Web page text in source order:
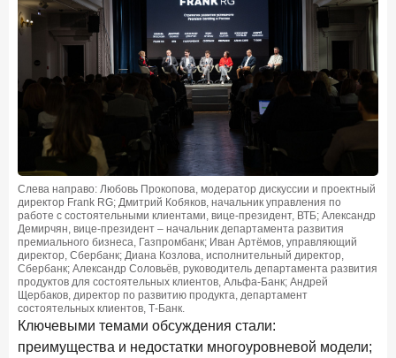
Слева направо: Любовь Прокопова, модератор дискуссии и проектный
директор Frank RG; Дмитрий Кобяков, начальник управления по
работе с состоятельными клиентами, вице-президент, ВТБ; Александр
Демирчян, вице-президент – начальник департамента развития
премиального бизнеса, Газпромбанк; Иван Артёмов, управляющий
директор, Сбербанк; Диана Козлова, исполнительный директор,
Сбербанк; Александр Соловьёв, руководитель департамента развития
продуктов для состоятельных клиентов, Альфа-Банк; Андрей
Щербаков, директор по развитию продукта, департамент
состоятельных клиентов, Т-Банк.
Ключевыми темами обсуждения стали:
преимущества и недостатки многоуровневой модели;